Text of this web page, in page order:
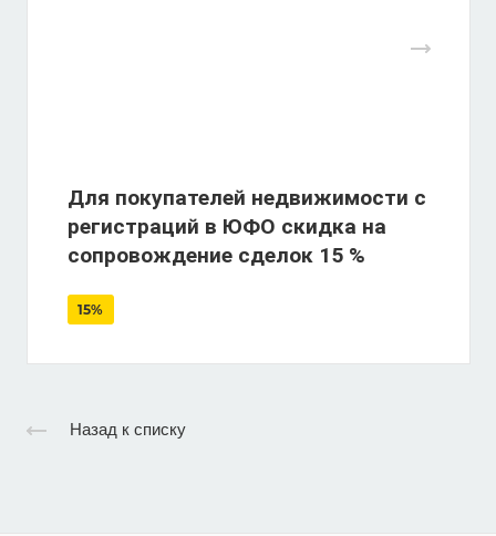
Для покупателей недвижимости с
регистраций в ЮФО скидка на
сопровождение сделок 15 %
15%
Назад к списку